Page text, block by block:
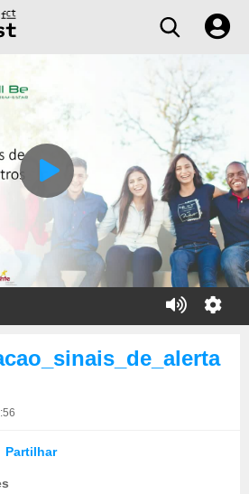
Partilhar